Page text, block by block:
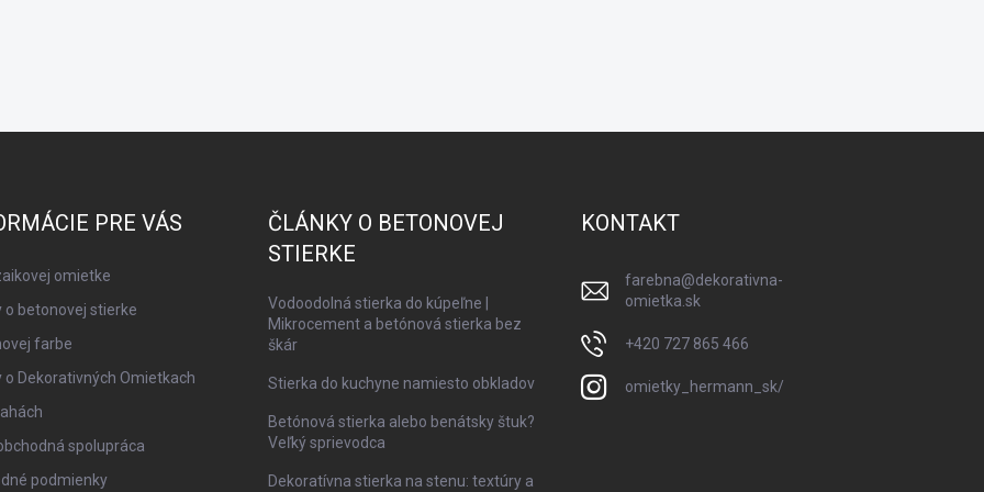
PRE VÁS
omietke
o betonovej stierke
farbe
o Dekorativných Omietkach
spolupráca
podmienky
ČLÁNKY O BETONOVEJ
STIERKE
Vodoodolná stierka do kúpeľne |
Mikrocement a betónová stierka bez
škár
Stierka do kuchyne namiesto obkladov
Betónová stierka alebo benátsky štuk?
Veľký sprievodca
Dekoratívna stierka na stenu: textúry a
KONTAKT
farebna@dekorativna-
omietka.sk
+420 727 865 466
omietky_hermann_sk/